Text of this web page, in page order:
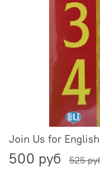
Join Us for
500 руб 525